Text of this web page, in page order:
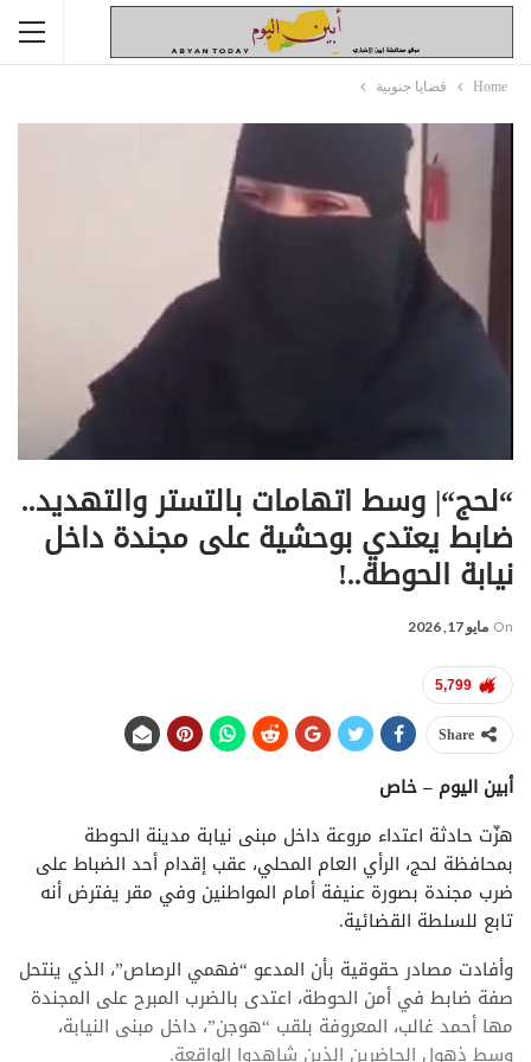
Home قضايا جنوبية
“لحج“| وسط اتهامات بالتستر والتهديد..
ضابط يعتدي بوحشية على مجندة داخل
نيابة الحوطة..!
On مايو 17, 2026
5,799
Share
أبين اليوم – خاص
هزّت حادثة اعتداء مروعة داخل مبنى نيابة مدينة الحوطة
بمحافظة لحج، الرأي العام المحلي، عقب إقدام أحد الضباط على
ضرب مجندة بصورة عنيفة أمام المواطنين وفي مقر يفترض أنه
تابع للسلطة القضائية.
وأفادت مصادر حقوقية بأن المدعو “فهمي الرصاص”، الذي ينتحل
صفة ضابط في أمن الحوطة، اعتدى بالضرب المبرح على المجندة
مها أحمد غالب، المعروفة بلقب “هوجن”، داخل مبنى النيابة،
وسط ذهول الحاضرين الذين شاهدوا الواقعة.